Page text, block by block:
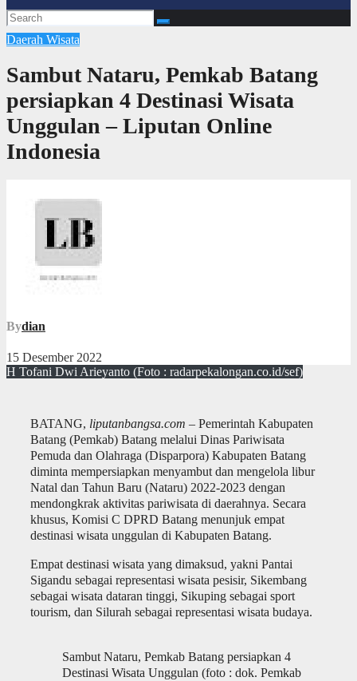
Daerah Wisata
Sambut Nataru, Pemkab Batang
persiapkan 4 Destinasi Wisata
Unggulan – Liputan Online
Indonesia
Bydian
15 Desember 2022
H Tofani Dwi Arieyanto (Foto : radarpekalongan.co.id/sef)
BATANG, liputanbangsa.com – Pemerintah Kabupaten
Batang (Pemkab) Batang melalui Dinas Pariwisata
Pemuda dan Olahraga (Disparpora) Kabupaten Batang
diminta mempersiapkan menyambut dan mengelola libur
Natal dan Tahun Baru (Nataru) 2022-2023 dengan
mendongkrak aktivitas pariwisata di daerahnya. Secara
khusus, Komisi C DPRD Batang menunjuk empat
destinasi wisata unggulan di Kabupaten Batang.
Empat destinasi wisata yang dimaksud, yakni Pantai
Sigandu sebagai representasi wisata pesisir, Sikembang
sebagai wisata dataran tinggi, Sikuping sebagai sport
tourism, dan Silurah sebagai representasi wisata budaya.
Sambut Nataru, Pemkab Batang persiapkan 4
Destinasi Wisata Unggulan (foto : dok. Pemkab